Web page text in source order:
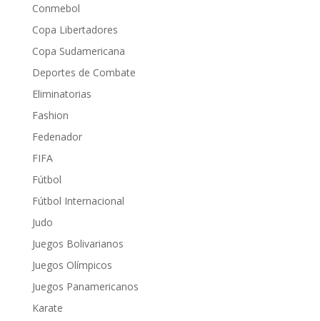
Conmebol
Copa Libertadores
Copa Sudamericana
Deportes de Combate
Eliminatorias
Fashion
Fedenador
FIFA
Fútbol
Fútbol Internacional
Judo
Juegos Bolivarianos
Juegos Olímpicos
Juegos Panamericanos
Karate